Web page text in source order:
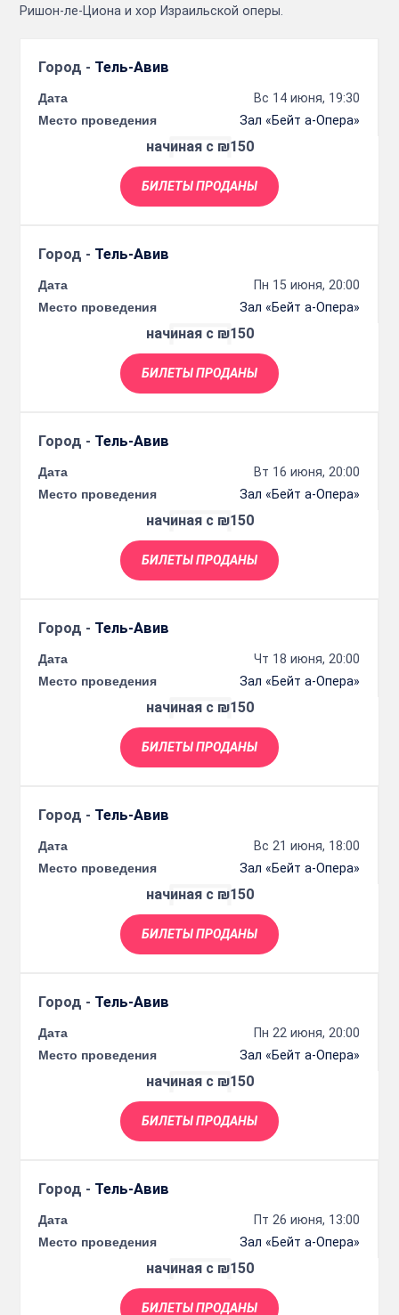
Ришон-ле-Циона и хор Израильской оперы.
Город - Тель-Авив
Дата
Вс 14 июня, 19:30
Место проведения
Зал «Бейт а-Опера»
начиная с ₪150
БИЛЕТЫ ПРОДАНЫ
Город - Тель-Авив
Дата
Пн 15 июня, 20:00
Место проведения
Зал «Бейт а-Опера»
начиная с ₪150
БИЛЕТЫ ПРОДАНЫ
Город - Тель-Авив
Дата
Вт 16 июня, 20:00
Место проведения
Зал «Бейт а-Опера»
начиная с ₪150
БИЛЕТЫ ПРОДАНЫ
Город - Тель-Авив
Дата
Чт 18 июня, 20:00
Место проведения
Зал «Бейт а-Опера»
начиная с ₪150
БИЛЕТЫ ПРОДАНЫ
Город - Тель-Авив
Дата
Вс 21 июня, 18:00
Место проведения
Зал «Бейт а-Опера»
начиная с ₪150
БИЛЕТЫ ПРОДАНЫ
Город - Тель-Авив
Дата
Пн 22 июня, 20:00
Место проведения
Зал «Бейт а-Опера»
начиная с ₪150
БИЛЕТЫ ПРОДАНЫ
Город - Тель-Авив
Дата
Пт 26 июня, 13:00
Место проведения
Зал «Бейт а-Опера»
начиная с ₪150
БИЛЕТЫ ПРОДАНЫ